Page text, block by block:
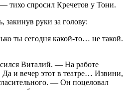
тихо спросил Кречетов у Тони.
закинув руки за голову:
ты сегодня какой-то… не такой.
Виталий. — На работе
и вечер этот в театре… Извини,
— Он поцеловал